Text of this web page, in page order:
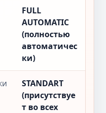
FULL
AUTOMATIC
(полностью
автоматичес
ки)
STANDART
(присутствуе
т во всех